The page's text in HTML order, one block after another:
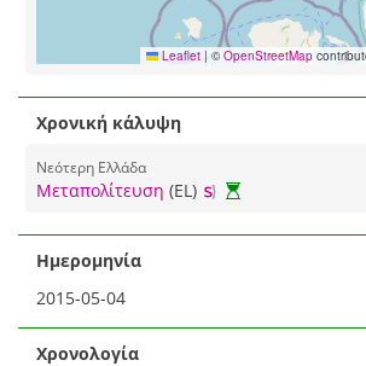
Leaflet | © OpenStreetMap
Χρονική κάλυψη
Νεότερη Ελλάδα
Μεταπολίτευση (EL)
Ημερομηνία
2015-05-04
Χρονολογία